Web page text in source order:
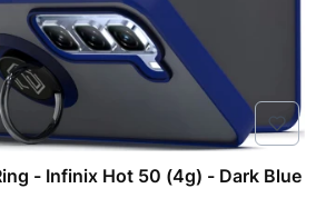
- Infinix Hot 50 (4g) - Dark Blue